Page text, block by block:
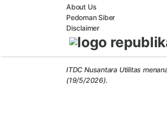
About Us
Pedoman Siber
Disclaimer
ITDC Nusantara Utilitas
(19/5/2026).